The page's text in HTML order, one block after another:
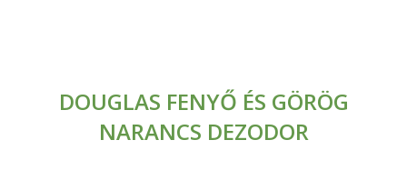
DOUGLAS FENYŐ ÉS GÖRÖG
NARANCS DEZODOR